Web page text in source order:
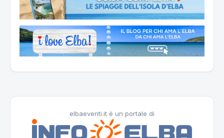
elbaeventi.it è un portale di